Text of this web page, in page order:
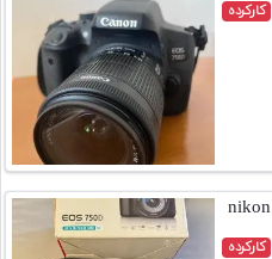
کارکرده
کارکرده